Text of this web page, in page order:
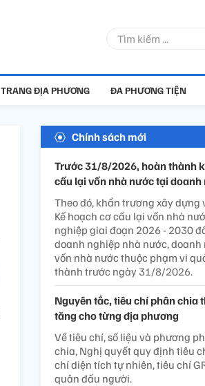
TRANG ĐỊA PHƯƠNG ĐA PHƯƠNG TIỆN
Chính sách mới
Trước 31/8/2026, hoàn thành
cấu lại vốn nhà nước tại doanh
Theo đó, khẩn trương xây dựng
Kế hoạch cơ cấu lại vốn nhà
nghiệp giai đoạn 2026 - 2030
doanh nghiệp nhà nước, doanh
vốn nhà nước thuộc phạm vi
thành trước ngày 31/8/2026.
Nguyên tắc, tiêu chí phân chia
tăng cho từng địa phương
Về tiêu chí, số liệu và phương
chia, Nghị quyết quy định tiêu
chí diện tích tự nhiên, tiêu chí
quân đầu người.